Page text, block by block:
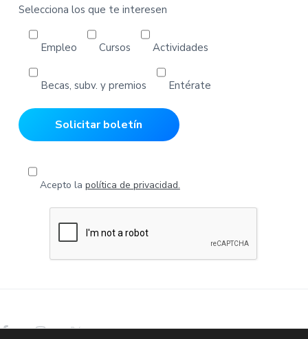
Selecciona los que te interesen
Empleo Cursos Actividades
Becas, subv. y premios Entérate
Acepto la política de privacidad.